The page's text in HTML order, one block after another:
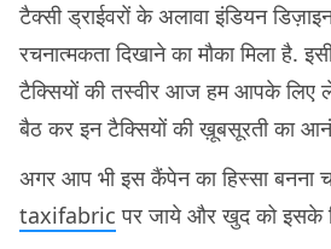
टैक्सी ड्राईवरों के अलावा इंडियन
रचनात्मकता दिखाने का मौका मिला
टैक्सियों की तस्वीर आज हम आपके
बैठ कर इन टैक्सियों की ख़ूबसूरती का
अगर आप भी इस कैंपेन का हिस्सा बनना
taxifabric पर जाये और खुद को इसके